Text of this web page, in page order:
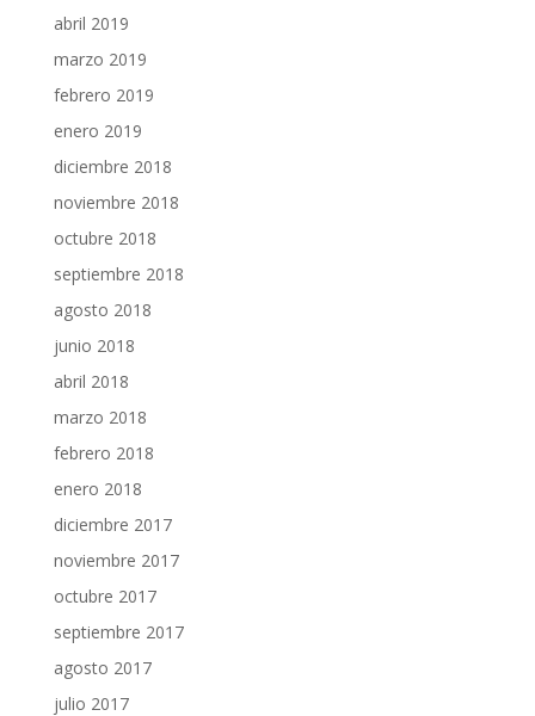
abril 2019
marzo 2019
febrero 2019
enero 2019
diciembre 2018
noviembre 2018
octubre 2018
septiembre 2018
agosto 2018
junio 2018
abril 2018
marzo 2018
febrero 2018
enero 2018
diciembre 2017
noviembre 2017
octubre 2017
septiembre 2017
agosto 2017
julio 2017